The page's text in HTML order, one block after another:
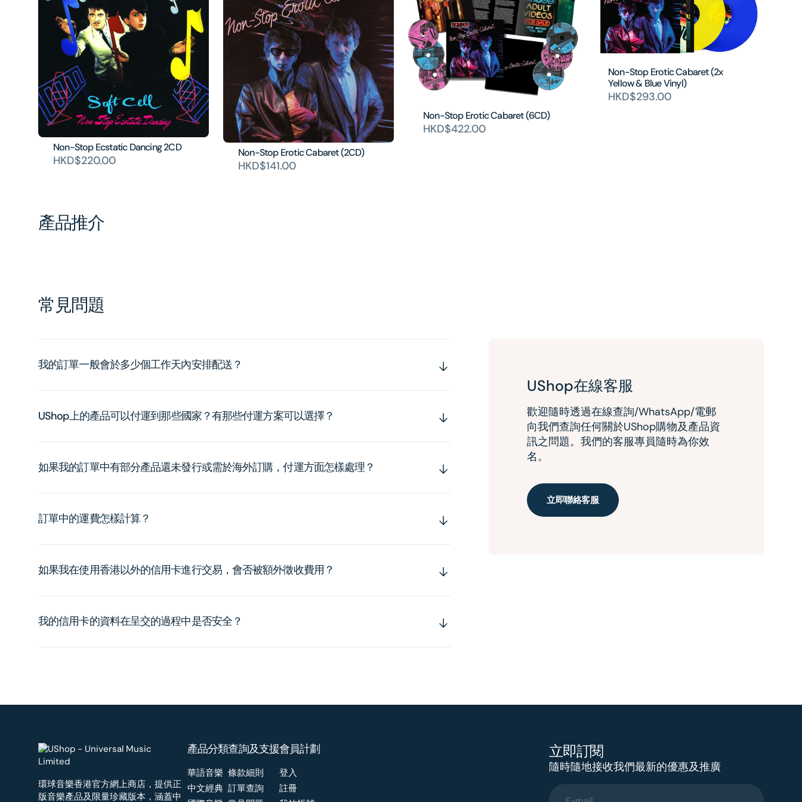
Non-Stop Ecstatic Dancing 2CD
HKD$220.00
Non-Stop Erotic Cabaret (2CD)
HKD$141.00
Non-Stop Erotic Cabaret (6CD)
HKD$422.00
Non-Stop Erotic Cabaret (2x
Yellow & Blue Vinyl)
HKD$293.00
產品推介
常見問題
我的訂單一般會於多少個工作天內安排配送？
UShop上的產品可以付運到那些國家？有那些付運方案可以選擇？
如果我的訂單中有部分產品還未發行或需於海外訂購，付運方面怎樣處理？
訂單中的運費怎樣計算？
如果我在使用香港以外的信用卡進行交易，會否被額外徵收費用？
我的信用卡的資料在呈交的過程中是否安全？
UShop在線客服
歡迎隨時透過在線查詢/WhatsApp/電郵
向我們查詢任何關於UShop購物及產品資
訊之問題。我們的客服專員隨時為你效
名。
立即聯絡客服
環球音樂香港官方網上商店，提供正
版音樂產品及限量珍藏版本，涵蓋中
產品分類
華語音樂
中文經典
查詢及支援
條款細則
訂單查詢
會員計劃
登入
註冊
立即訂閱
隨時隨地接收我們最新的優惠及推廣